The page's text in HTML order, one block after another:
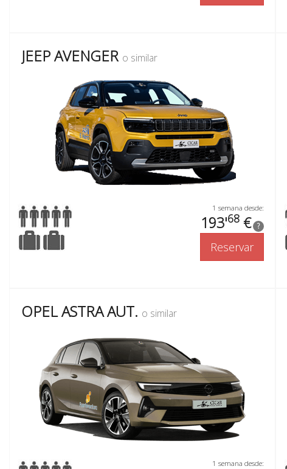
JEEP AVENGER o similar
1 semana desde:
193'68 € ?
Reservar
OPEL ASTRA AUT. o similar
1 semana desde: